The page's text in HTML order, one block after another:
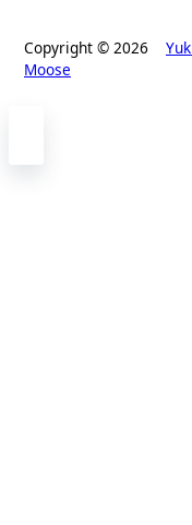
Copyright © 2026
Moose